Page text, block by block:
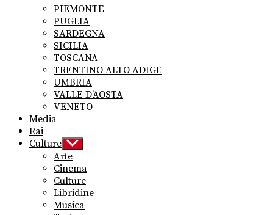
PIEMONTE
PUGLIA
SARDEGNA
SICILIA
TOSCANA
TRENTINO ALTO ADIGE
UMBRIA
VALLE D’AOSTA
VENETO
Media
Rai
Culture Show
sub
menu
Arte
Cinema
Culture
Libridine
Musica